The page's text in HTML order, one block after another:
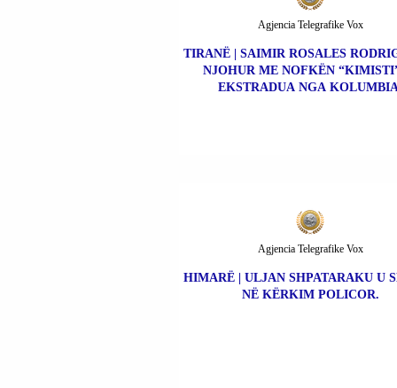
TIRANË | SAIMIR ROSALES
NJOHUR ME NOFKËN
EKSTRADUA NGA
Agjencia Telegrafike Vox
HIMARË | ULJAN SHPATARAKU U
NË KËRKIM POLICOR.
Agjencia Telegrafike Vox